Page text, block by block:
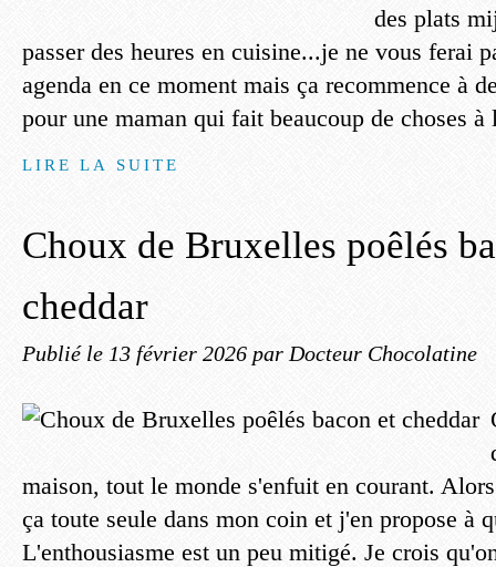
des plats
passer des heures en cuisine...je ne vous ferai
agenda en ce moment mais ça recommence à
pour une maman qui fait beaucoup de choses
LIRE LA SUITE
Choux de Bruxelles poêlés
cheddar
Publié le 13 février 2026 par Docteur Chocolatine
maison, tout le monde s'enfuit en courant.
ça toute seule dans mon coin et j'en propose à
L'enthousiasme est un peu mitigé. Je crois